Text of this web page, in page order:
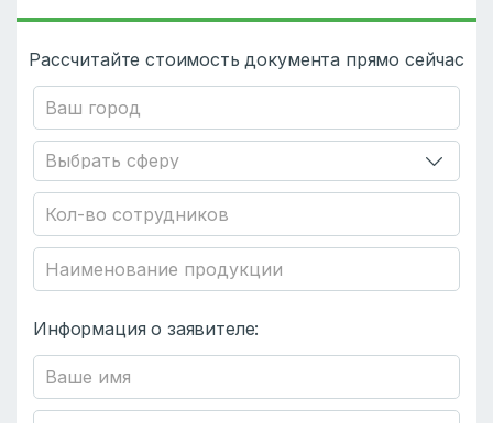
Рассчитайте стоимость документа прямо сейчас
Информация о заявителе: